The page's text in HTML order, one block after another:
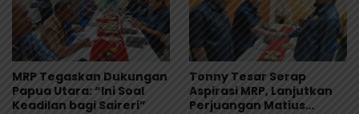
MRP Tegaskan Dukungan
Papua Utara: “Ini Soal
Keadilan bagi Saireri”
Tonny Tesar Serap
Aspirasi MRP, Lanjutkan
Perjuangan Matius